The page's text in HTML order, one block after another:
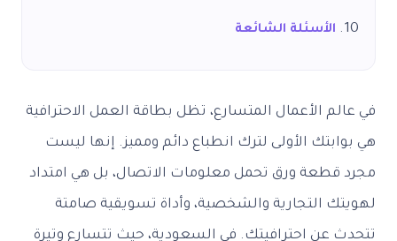
الأسئلة الشائعة
الأعمال المتسارع، تظل بطاقة العمل الاحترافية
الأولى لترك انطباع دائم ومميز. إنها ليست
ورق تحمل معلومات الاتصال، بل هي امتداد
التجارية والشخصية، وأداة تسويقية صامتة
عن احترافيتك. في السعودية، حيث تتسارع وتيرة